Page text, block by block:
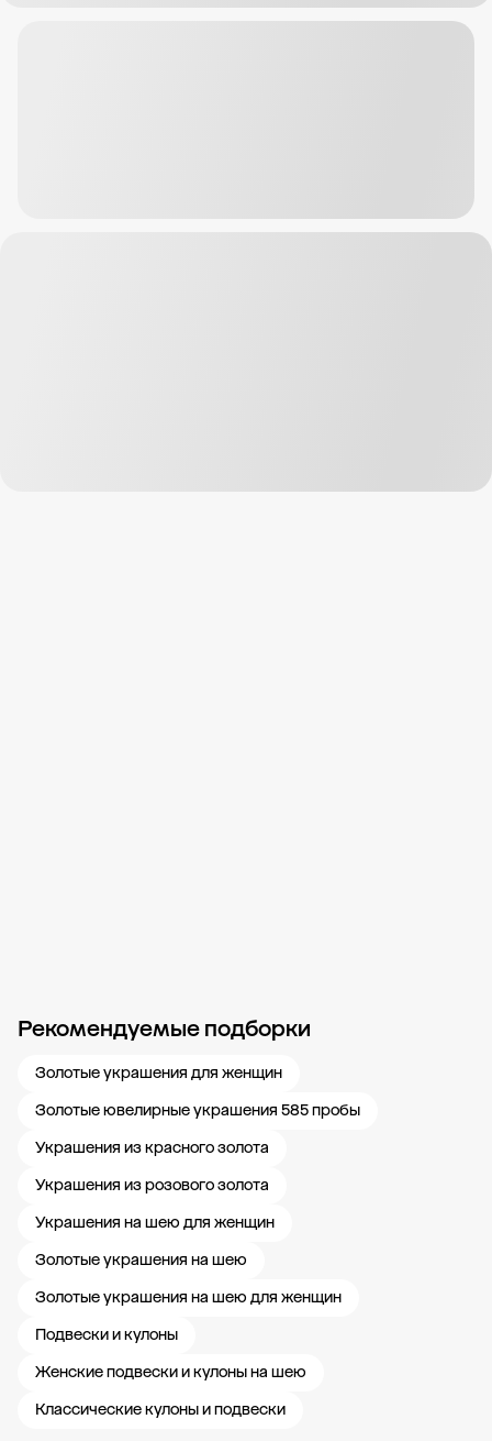
Рекомендуемые подборки
Золотые украшения для женщин
Золотые ювелирные украшения 585 пробы
Украшения из красного золота
Украшения из розового золота
Украшения на шею для женщин
Золотые украшения на шею
Золотые украшения на шею для женщин
Подвески и кулоны
Женские подвески и кулоны на шею
Классические кулоны и подвески
Новости компании Журнал ЗОЛОТОЙ Блог